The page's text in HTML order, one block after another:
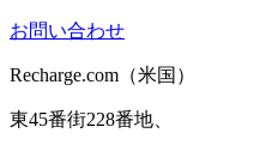
お問い合わせ
Recharge.com（米国）
東45番街228番地、